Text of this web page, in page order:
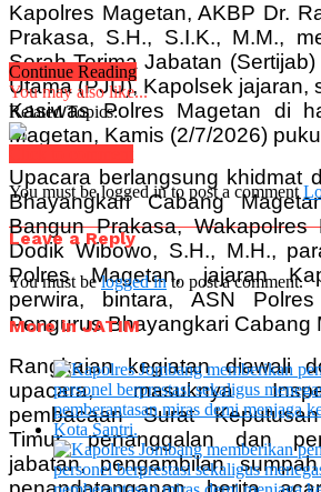
Kapolres Magetan, AKBP Dr.
Prakasa, S.H., S.I.K., M.M.,
Serah Terima Jabatan
Utama (PJU), Kapolsek jajaran,
Kasiwas Polres Magetan di
Magetan, Kamis (2/7/2026)
Upacara berlangsung khidmat
Bhayangkari Cabang
Bangun Prakasa, Wakapolres
Dodik Wibowo, S.H., M.H.,
Polres Magetan, jajaran
perwira, bintara, ASN
Pengurus Bhayangkari Cabang
Rangkaian kegiatan diawali
upacara, masuknya
pembacaan Surat
Timur, penanggalan dan
jabatan, pengambilan
Continue Reading
You may also like...
Related Topics:
You must be logged in to post a comment
Leave a Reply
You must belogged into post a comment.
More in JATIM